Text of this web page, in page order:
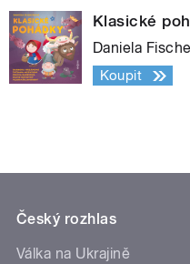
Klasické
Daniela
Koupit
Český rozhlas
Válka na Ukrajině